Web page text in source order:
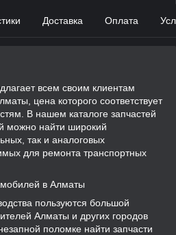
Доставка Оплата
всем своим клиентам
цена которого соответствует
В нашем каталоге запчастей
можно найти широкий
так и аналоговых
для ремонта транспортных
в Алматы
пользуются большой
Алматы и других городов
поломке найти запчасти